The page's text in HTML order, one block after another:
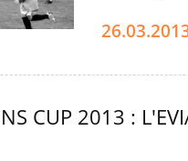
CUP 2013 :